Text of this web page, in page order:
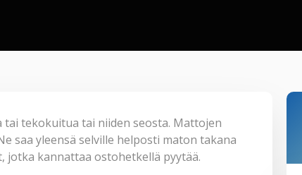
tekokuitua tai niiden seosta. Mattojen
saa yleensä selville helposti maton takana
kannattaa ostohetkellä pyytää.